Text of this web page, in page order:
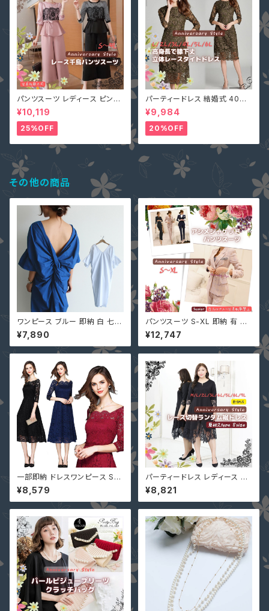
パンツスーツ レディース ピンク
2L (L寄り) 3L 即納 S M L 4L
黒 XZ-X99616 レース 七分袖
ガウチョパンツ ペプラム リボン
¥10,119
25%OFF
パーティードレス 結婚式 40代
大きいサイズ オリーブ L(S寄り
M) 5L 即納 2L 3L 4L 6L MD
-1164467 袖あり 七分袖 花柄
刺繍 総レース ワンピース タイ
ト Aライン 春
¥9,984
20%OFF
その他の商品
ワンピース ブルー 即納 白 七分
袖 背中開き ねじり ロング 綿 コ
ットン ホワイト ブルー F u9301
6 バックシャン バックツイスト
¥7,890
パンツスーツ S-XL 即納 有 ピ
ンクチェック 黒 ネイビーストラ
イプ セットアップ 長袖ジャケット
＋パンツ 韓国ファッション 上下
¥12,747
一部即納 ドレスワンピース S-4
L ネイビー 黒 赤 ミモレ 総レー
ス ぽっちゃり 大きいサイズ 七分
袖 花柄 LM-81256
¥8,579
パーティードレス レディース 40
代 50代 即納 3L 4L 5L 6L 7L
2type 大きいサイズ QD-8065
6 レース 切替 ワンピース 黒
¥8,821